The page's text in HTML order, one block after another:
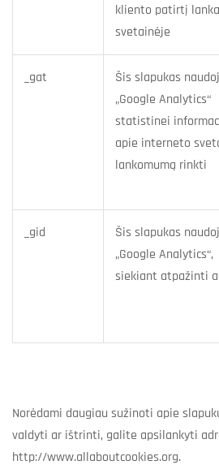
kliento patirtį
svetainėje
_gat
Šis slapukas
„Google Analytics“
statistinei
apie interneto
lankomumą rinkti
_gid
Šis slapukas
„Google Analytics“,
siekiant atpažinti
Norėdami daugiau sužinoti apie
valdyti ar ištrinti, galite apsilankyti
http://www.allaboutcookies.org.